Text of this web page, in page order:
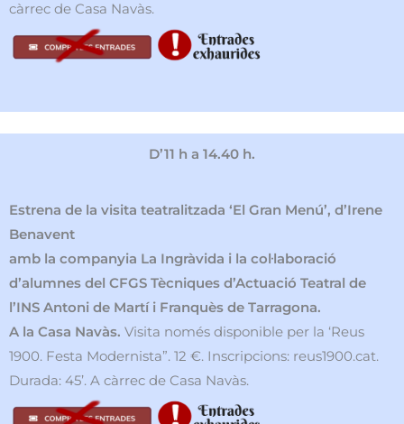
càrrec de Casa Navàs.
D’11 h a 14.40 h.
Estrena de la visita teatralitzada ‘El Gran Menú’, d’Irene
Benavent
amb la companyia La Ingràvida i la col·laboració
d’alumnes del CFGS Tècniques d’Actuació Teatral de
l’INS Antoni de Martí i Franquès de Tarragona.
A la Casa Navàs. Visita només disponible per la ‘Reus
1900. Festa Modernista”. 12 €. Inscripcions: reus1900.cat.
Durada: 45’. A càrrec de Casa Navàs.